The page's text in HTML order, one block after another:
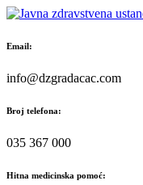
Skip
content
Email:
info@dzgradacac.com
Broj telefona:
035 367 000
Hitna medicinska pomoć: